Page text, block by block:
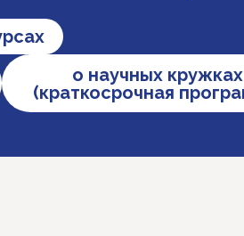
о научных кружках
(краткосрочная